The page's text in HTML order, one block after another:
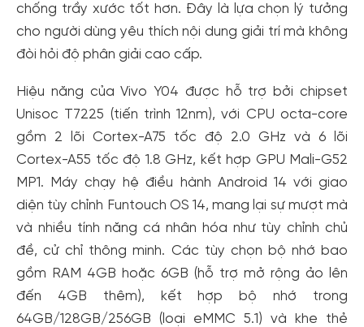
chống trầy xước tốt hơn. Đây là lựa chọn lý tưởng
cho người dùng yêu thích nội dung giải trí mà không
đòi hỏi độ phân giải cao cấp.
Hiệu năng của Vivo Y04 được hỗ trợ bởi chipset
Unisoc T7225 (tiến trình 12nm), với CPU octa-core
gồm 2 lõi Cortex-A75 tốc độ 2.0 GHz và 6 lõi
Cortex-A55 tốc độ 1.8 GHz, kết hợp GPU Mali-G52
MP1. Máy chạy hệ điều hành Android 14 với giao
diện tùy chỉnh Funtouch OS 14, mang lại sự mượt mà
và nhiều tính năng cá nhân hóa như tùy chỉnh chủ
đề, cử chỉ thông minh. Các tùy chọn bộ nhớ bao
gồm RAM 4GB hoặc 6GB (hỗ trợ mở rộng ảo lên
đến 4GB thêm), kết hợp bộ nhớ trong
64GB/128GB/256GB (loại eMMC 5.1) và khe thẻ